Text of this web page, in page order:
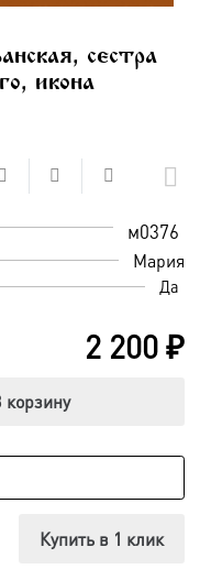
сестра
икона
м0376
Мария
Да
2 200₽
корзину
Купить в 1 клик